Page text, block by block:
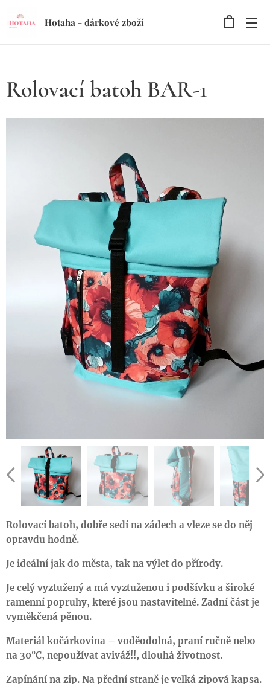
Hotaha - dárkové zboží
Rolovací batoh BAR-1
Rolovací batoh, dobře sedí na zádech a vleze se do něj
opravdu hodně.
Je ideální jak do města, tak na výlet do přírody.
Je celý vyztužený a má vyztuženou i podšívku a široké
ramenní popruhy, které jsou nastavitelné. Zadní část je
vyměkčená pěnou.
Materiál kočárkovina – voděodolná, praní ručně nebo
na 30°C, nepoužívat aviváž!!, dlouhá životnost.
Zapínání na zip. Na přední straně je velká zipová kapsa.